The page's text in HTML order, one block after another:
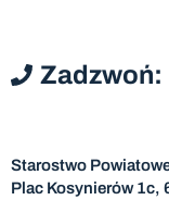
Zadzwoń:
Starostwo
Plac Kosynierów 1c,